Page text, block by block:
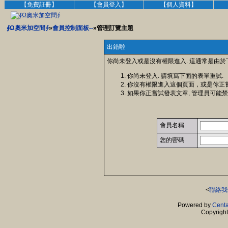
【免費註冊】 【會員登入】 【個人資料】
∮Ω奧米加空間∮»會員控制面板--»管理訂覽主題
出錯啦
你尚未登入或是沒有權限進入. 這通常是由於
你尚未登入. 請填寫下面的表單重試.
你沒有權限進入這個頁面，或是你
如果你正嘗試發表文章, 管理員可能
會員名稱
您的密碼
<聯絡
Powered by